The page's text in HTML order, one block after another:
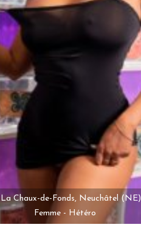
La Chaux-de-Fonds, Neuchâtel (NE)
Femme - Hétéro